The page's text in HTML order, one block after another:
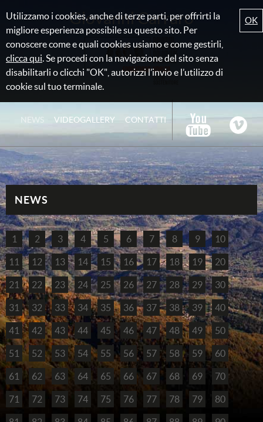
Utilizzamo i cookies, anche di terze parti, per offrirti la
migliore esperienza possibile su questo sito. Per
conoscere come e quali cookies usiamo e come gestirli,
clicca qui. Se procedi con la navigazione del sito senza
disabilitarli o clicchi "OK", autorizzi l’invio e l’utilizzo di
cookie sul tuo terminale.
OK
Giovanni Carraro
NEWS VIDEOGALLERY CONTATTI
NEWS
1 2 3 4 5 6 7 8 9 10
11 12 13 14 15 16 17 18 19 20
21 22 23 24 25 26 27 28 29 30
31 32 33 34 35 36 37 38 39 40
41 42 43 44 45 46 47 48 49 50
51 52 53 54 55 56 57 58 59 60
61 62 63 64 65 66 67 68 69 70
71 72 73 74 75 76 77 78 79 80